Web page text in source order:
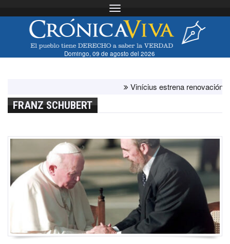
Toggle navigation
Domingo, 09 de agosto del 2026
Vinícius estrena renovación con
FRANZ SCHUBERT